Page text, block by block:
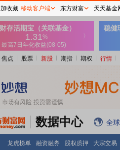
焦点 股票 新股 期指 期权 行情
数据中心 全
龙虎榜单 融资融券 股权质押 大宗交易
加收藏 移动客户端 东方财富 天天基金